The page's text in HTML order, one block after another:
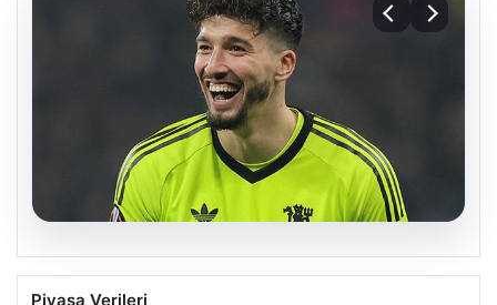
Altay Bayındır beklenen imzayı attı!
Piyasa Verileri